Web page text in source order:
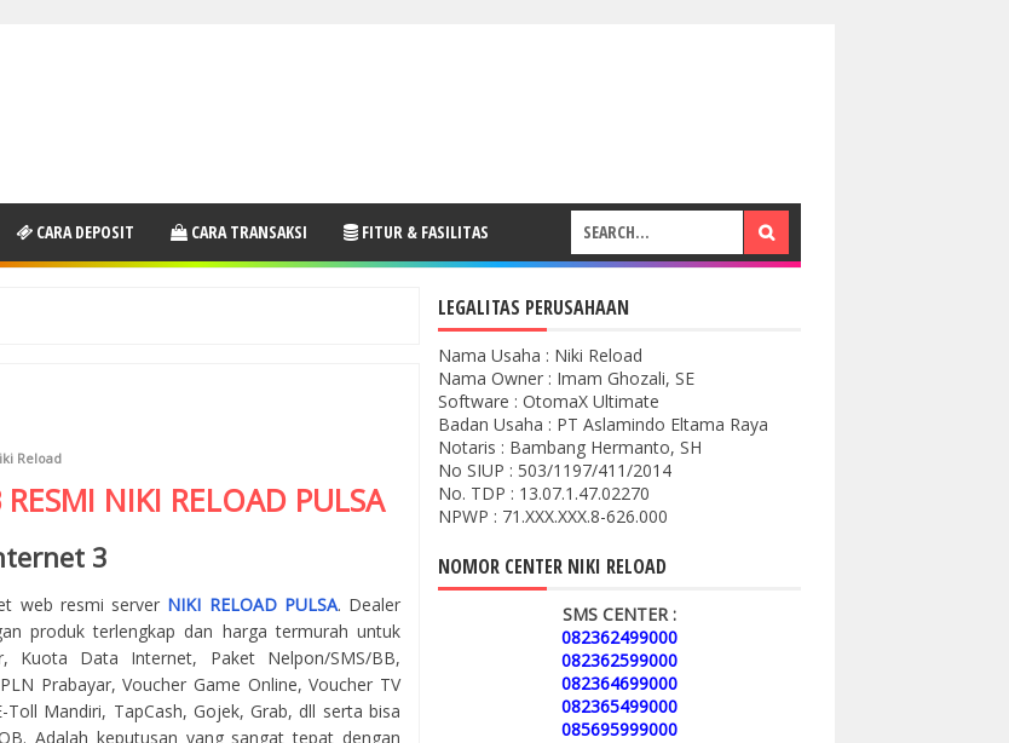
CARA DEPOSIT CARA TRANSAKSI FITUR & FASILITAS
Reload
NIKI RELOAD PULSA
3
web resmi server NIKI RELOAD PULSA. Dealer
produk terlengkap dan harga termurah untuk
Kuota Data Internet, Paket Nelpon/SMS/BB,
Prabayar, Voucher Game Online, Voucher TV
Mandiri, TapCash, Gojek, Grab, dll serta bisa
Adalah keputusan yang sangat tepat dengan
LEGALITAS PERUSAHAAN
Nama Usaha : Niki Reload
Nama Owner : Imam Ghozali, SE
Software : OtomaX Ultimate
Badan Usaha : PT Aslamindo Eltama Raya
Notaris : Bambang Hermanto, SH
No SIUP : 503/1197/411/2014
No. TDP : 13.07.1.47.02270
NPWP : 71.XXX.XXX.8-626.000
NOMOR CENTER NIKI RELOAD
SMS CENTER :
082362499000
082362599000
082364699000
082365499000
085695999000